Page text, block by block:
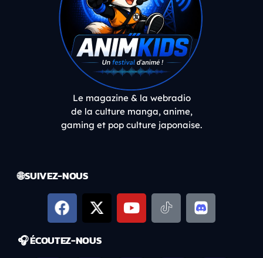
Le magazine & la webradio
de la culture manga, anime,
gaming et pop culture japonaise.
🌐 SUIVEZ-NOUS
🎧 ÉCOUTEZ-NOUS